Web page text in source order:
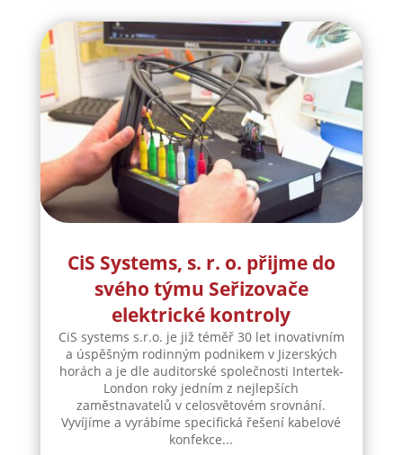
CiS Systems, s. r. o. přijme do
svého týmu Seřizovače
elektrické kontroly
CiS systems s.r.o. je již téměř 30 let inovativním
a úspěšným rodinným podnikem v Jizerských
horách a je dle auditorské společnosti Intertek-
London roky jedním z nejlepších
zaměstnavatelů v celosvětovém srovnání.
Vyvíjíme a vyrábíme specifická řešení kabelové
konfekce...